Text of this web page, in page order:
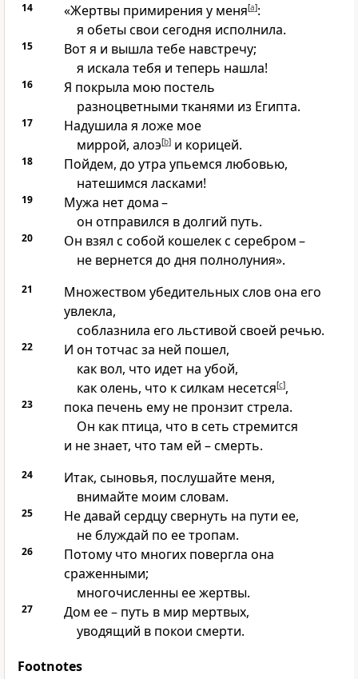
14 «Жертвы примирения у меня[a]:
я обеты свои сегодня исполнила.
15
Вот я и вышла тебе навстречу;
я искала тебя и теперь нашла!
16
Я покрыла мою постель
разноцветными тканями из Египта.
17
Надушила я ложе мое
миррой, алоэ[b]и корицей.
18
Пойдем, до утра упьемся любовью,
натешимся ласками!
19
Мужа нет дома –
он отправился в долгий путь.
20
Он взял с собой кошелек с серебром –
не вернется до дня полнолуния».
21
Множеством убедительных слов она его
увлекла,
соблазнила его льстивой своей речью.
22
И он тотчас за ней пошел,
как вол, что идет на убой,
как олень, что к силкам несется[c],
23
пока печень ему не пронзит стрела.
Он как птица, что в сеть стремится
и не знает, что там ей – смерть.
24
Итак, сыновья, послушайте меня,
внимайте моим словам.
25
Не давай сердцу свернуть на пути ее,
не блуждай по ее тропам.
26
Потому что многих повергла она
сраженными;
многочисленны ее жертвы.
27
Дом ее – путь в мир мертвых,
уводящий в покои смерти.
Footnotes